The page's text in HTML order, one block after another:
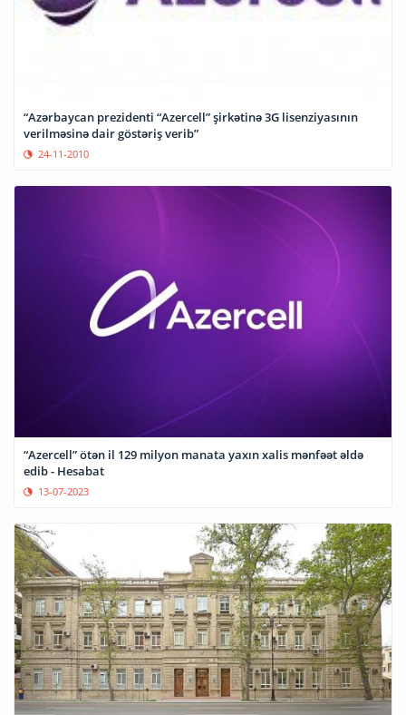
“Azərbaycan prezidenti “Azercell” şirkətinə 3G lisenziyasının
verilməsinə dair göstəriş verib”
24-11-2010
“Azercell” ötən il 129 milyon manata yaxın xalis mənfəət əldə
edib - Hesabat
13-07-2023